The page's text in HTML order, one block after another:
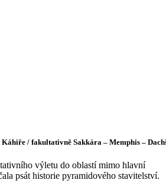
/ fakultativně Sakkára – Memphis –
výletu do oblastí mimo hlavní
psát historie pyramidového stavitelství.